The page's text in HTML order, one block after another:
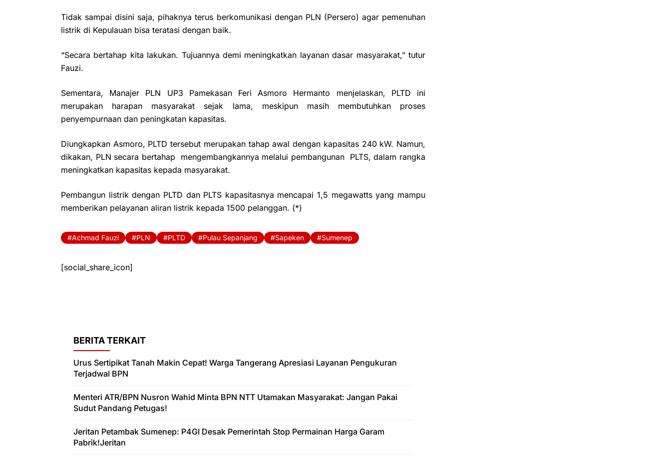
Tidak sampai disini saja, pihaknya terus berkomunikasi dengan PLN (Persero) agar pemenuhan
listrik di Kepulauan bisa teratasi dengan baik.
“Secara bertahap kita lakukan. Tujuannya demi meningkatkan layanan dasar masyarakat,” tutur
Fauzi.
Sementara, Manajer PLN UP3 Pamekasan Feri Asmoro Hermanto menjelaskan, PLTD ini
merupakan harapan masyarakat sejak lama, meskipun masih membutuhkan proses
penyempurnaan dan peningkatan kapasitas.
Diungkapkan Asmoro, PLTD tersebut merupakan tahap awal dengan kapasitas 240 kW. Namun,
dikakan, PLN secara bertahap
mengembangkannya melalui pembangunan
PLTS, dalam rangka
meningkatkan kapasitas kepada masyarakat.
Pembangun listrik dengan PLTD dan PLTS kapasitasnya mencapai 1,5 megawatts yang mampu
memberikan pelayanan aliran listrik kepada 1500 pelanggan. (*)
Achmad Fauzi PLN PLTD Pulau Sepanjang Sapeken Sumenep
[social_share_icon]
BERITA TERKAIT
Urus Sertipikat Tanah Makin Cepat! Warga Tangerang Apresiasi Layanan Pengukuran
Terjadwal BPN
Menteri ATR/BPN Nusron Wahid Minta BPN NTT Utamakan Masyarakat: Jangan Pakai
Sudut Pandang Petugas!
Jeritan Petambak Sumenep: P4GI Desak Pemerintah Stop Permainan Harga Garam
Pabrik!Jeritan